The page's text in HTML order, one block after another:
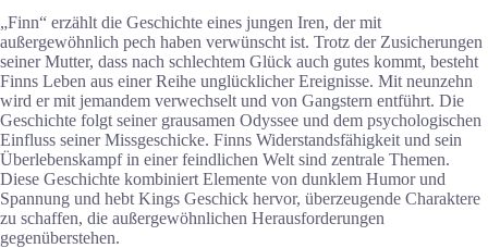
„Finn“ erzählt die Geschichte eines jungen Iren, der mit
außergewöhnlich pech haben verwünscht ist. Trotz der Zusicherungen
seiner Mutter, dass nach schlechtem Glück auch gutes kommt, besteht
Finns Leben aus einer Reihe unglücklicher Ereignisse. Mit neunzehn
wird er mit jemandem verwechselt und von Gangstern entführt. Die
Geschichte folgt seiner grausamen Odyssee und dem psychologischen
Einfluss seiner Missgeschicke. Finns Widerstandsfähigkeit und sein
Überlebenskampf in einer feindlichen Welt sind zentrale Themen.
Diese Geschichte kombiniert Elemente von dunklem Humor und
Spannung und hebt Kings Geschick hervor, überzeugende Charaktere
zu schaffen, die außergewöhnlichen Herausforderungen
gegenüberstehen.